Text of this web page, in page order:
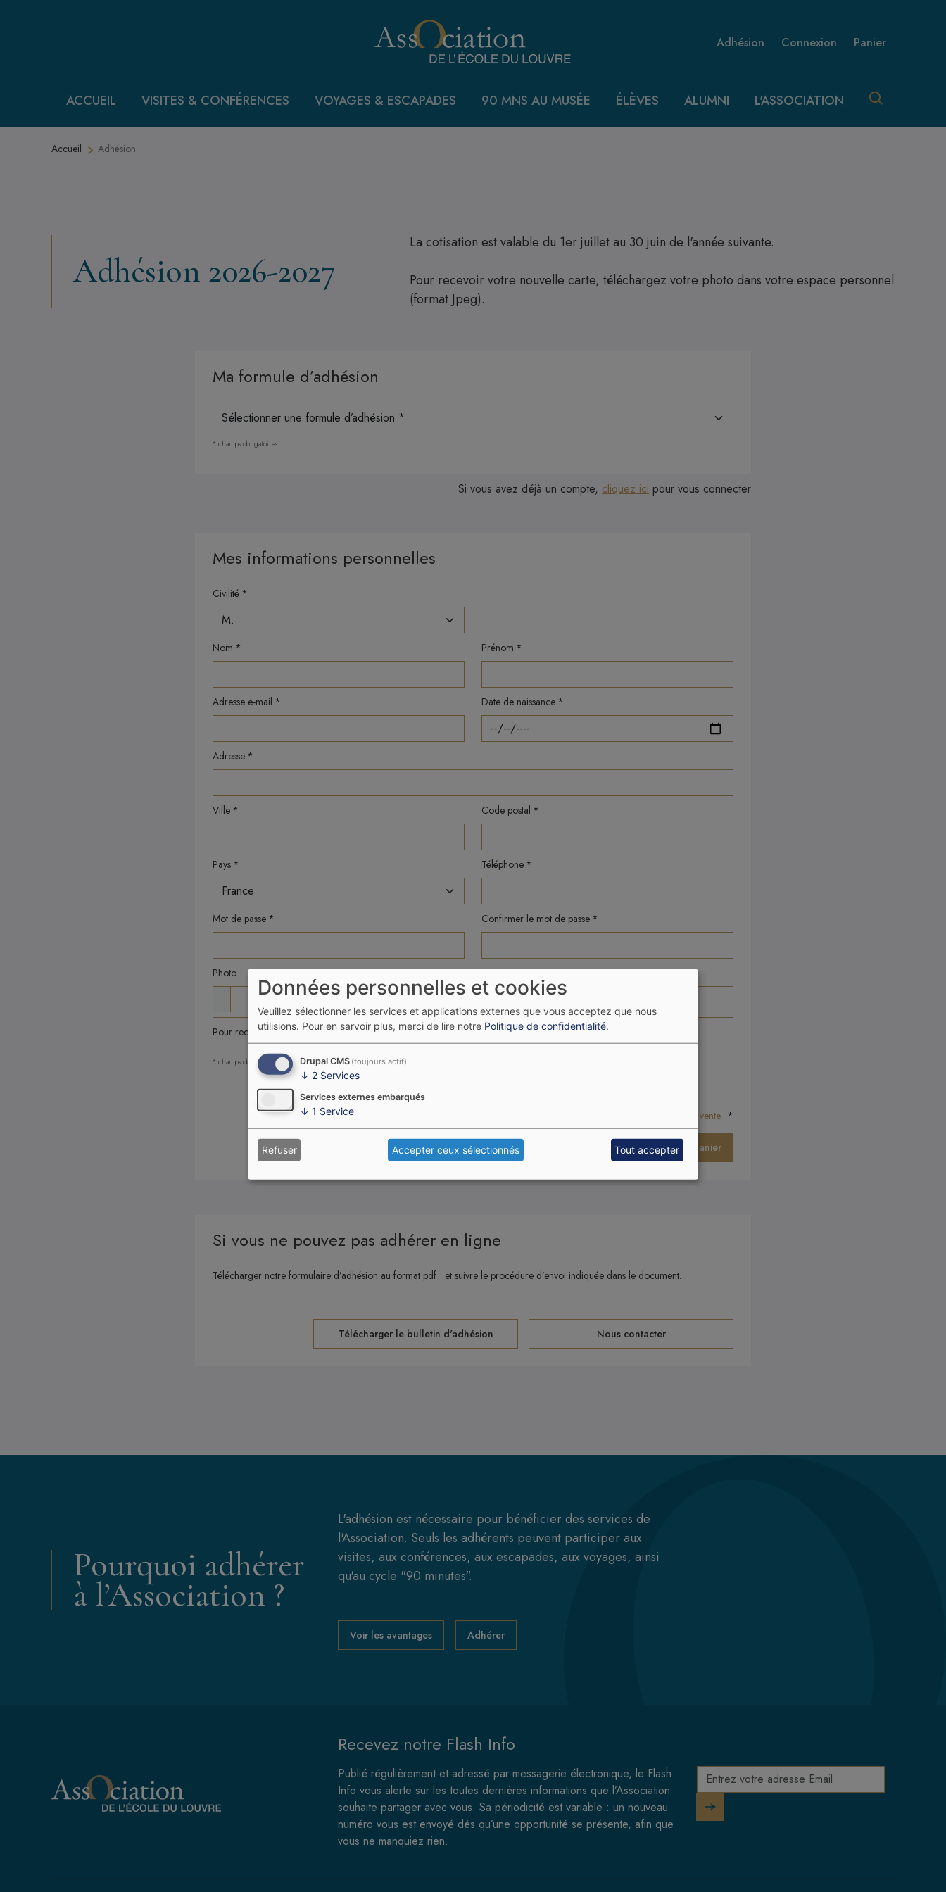
Adhésion Connexion Panier
ACCUEIL VISITES & CONFÉRENCES VOYAGES & ESCAPADES 90 MNS AU MUSÉE ÉLÈVES ALUMNI L'ASSOCIATION
Fil d'Ariane
Accueil Adhésion
Adhésion 2026-2027
La cotisation est valable du 1er juillet au 30 juin de l'année suivante.
Pour recevoir votre nouvelle carte, téléchargez votre photo dans votre espace personnel
(format Jpeg).
Ma formule d’adhésion
Formule d'adhésion
* champs obligatoires
Si vous avez déjà un compte, cliquez ici pour vous connecter
Mes informations personnelles
Civilité
Nom Prénom
Adresse e-mail Date de naissance
Adresse
Ville Code postal
Pays Téléphone
Mot de passe Confirmer le mot de passe
Photo
Pour recevoir votre carte d’adhérent directement chez vous rapidement, merci de renseigner votre photo
* champs obligatoires
nos conditions générales de vente.
Si vous ne pouvez pas adhérer en ligne
Télécharger notre formulaire d’adhésion au format pdf et suivre le procédure d’envoi indiquée dans le document.
Télécharger le bulletin d'adhésion Nous contacter
Pourquoi adhérer
à l’Association ?
L'adhésion est nécessaire pour bénéficier des services de
l'Association. Seuls les adhérents peuvent participer aux
visites, aux conférences, aux escapades, aux voyages, ainsi
qu'au cycle "90 minutes".
Voir les avantages Adhérer
Recevez notre Flash Info
Publié régulièrement et adressé par messagerie électronique, le Flash
Info vous alerte sur les toutes dernières informations que l’Association
souhaite partager avec vous. Sa périodicité est variable : un nouveau
numéro vous est envoyé dès qu’une opportunité se présente, afin que
vous ne manquiez rien.
Données personnelles et cookies
Veuillez sélectionner les services et applications externes que vous acceptez que nous
utilisions. Pour en sarvoir plus, merci de lire notre Politique de confidentialité.
Drupal CMS (toujours actif)
↓ 2 Services
Services externes embarqués
↓ 1 Service
Refuser Accepter ceux sélectionnés Tout accepter